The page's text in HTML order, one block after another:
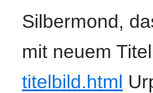
Silbermond,
mit neuem
titelbild.html